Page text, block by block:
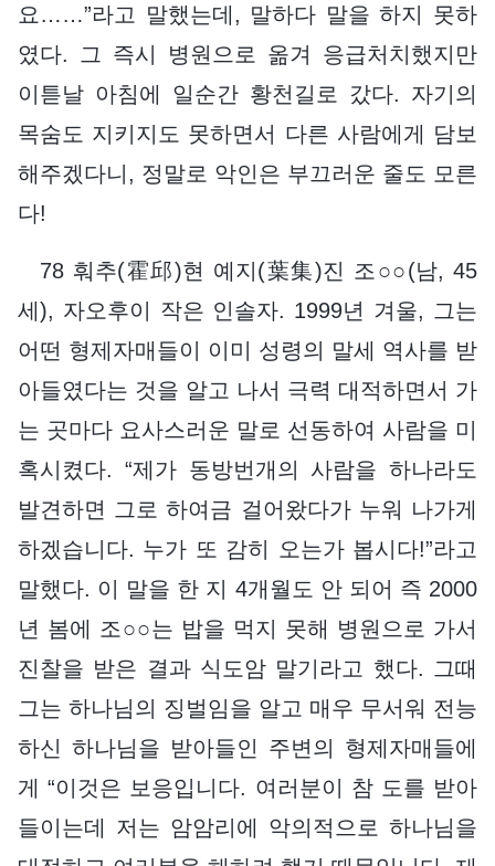
요……”라고 말했는데, 말하다 말을 하지 못하
였다. 그 즉시 병원으로 옮겨 응급처치했지만
이튿날 아침에 일순간 황천길로 갔다. 자기의
목숨도 지키지도 못하면서 다른 사람에게 담보
해주겠다니, 정말로 악인은 부끄러운 줄도 모른
다!
78 훠추(霍邱)현 예지(葉集)진 조○○(남, 45
세), 자오후이 작은 인솔자. 1999년 겨울, 그는
어떤 형제자매들이 이미 성령의 말세 역사를 받
아들였다는 것을 알고 나서 극력 대적하면서 가
는 곳마다 요사스러운 말로 선동하여 사람을 미
혹시켰다. “제가 동방번개의 사람을 하나라도
발견하면 그로 하여금 걸어왔다가 누워 나가게
하겠습니다. 누가 또 감히 오는가 봅시다!”라고
말했다. 이 말을 한 지 4개월도 안 되어 즉 2000
년 봄에 조○○는 밥을 먹지 못해 병원으로 가서
진찰을 받은 결과 식도암 말기라고 했다. 그때
그는 하나님의 징벌임을 알고 매우 무서워 전능
하신 하나님을 받아들인 주변의 형제자매들에
게 “이것은 보응입니다. 여러분이 참 도를 받아
들이는데 저는 암암리에 악의적으로 하나님을